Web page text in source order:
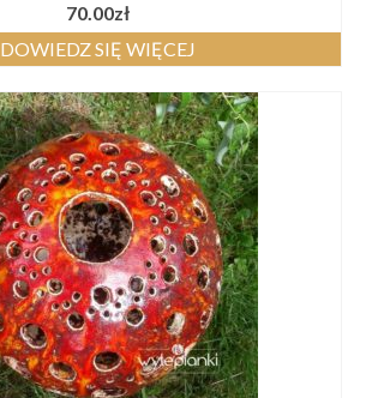
70.00zł
DOWIEDZ SIĘ WIĘCEJ